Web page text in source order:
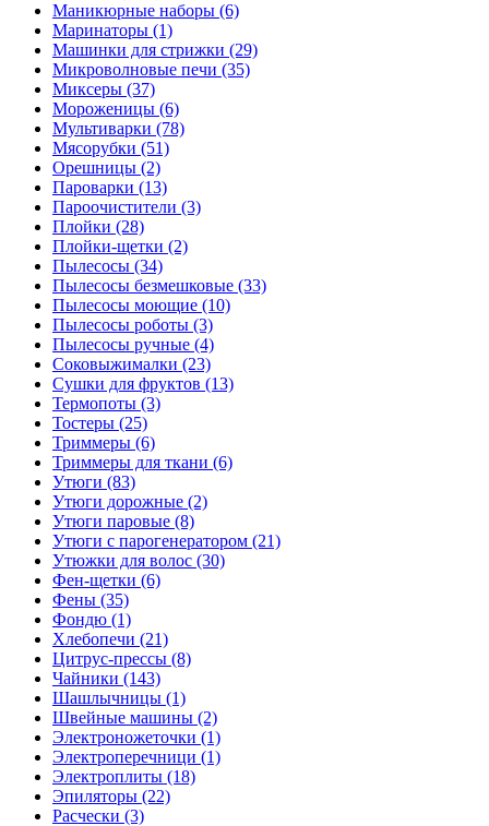
Маникюрные наборы (6)
Маринаторы (1)
Машинки для стрижки (29)
Микроволновые печи (35)
Миксеры (37)
Мороженицы (6)
Мультиварки (78)
Мясорубки (51)
Орешницы (2)
Пароварки (13)
Пароочистители (3)
Плойки (28)
Плойки-щетки (2)
Пылесосы (34)
Пылесосы безмешковые (33)
Пылесосы моющие (10)
Пылесосы роботы (3)
Пылесосы ручные (4)
Соковыжималки (23)
Сушки для фруктов (13)
Термопоты (3)
Тостеры (25)
Триммеры (6)
Триммеры для ткани (6)
Утюги (83)
Утюги дорожные (2)
Утюги паровые (8)
Утюги с парогенератором (21)
Утюжки для волос (30)
Фен-щетки (6)
Фены (35)
Фондю (1)
Хлебопечи (21)
Цитрус-прессы (8)
Чайники (143)
Шашлычницы (1)
Швейные машины (2)
Электроножеточки (1)
Электроперечници (1)
Электроплиты (18)
Эпиляторы (22)
Расчески (3)